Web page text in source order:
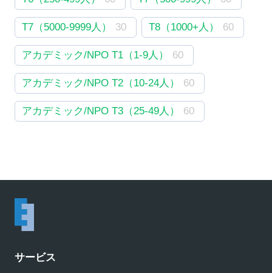
T7（5000-9999人） 30 T8（1000+人） 60
アカデミック/NPO T1（1-9人） 60
アカデミック/NPO T2（10-24人） 60
アカデミック/NPO T3（25-49人） 60
アカデミック/NPO T7（500-999人）
アカデミック/NPO T8（1000+人）
サービス